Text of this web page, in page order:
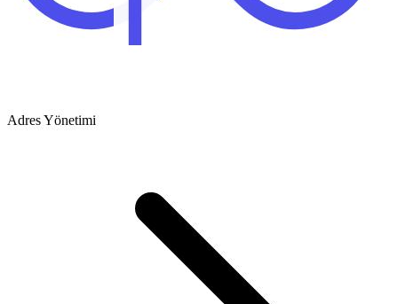
Adres Yönetimi